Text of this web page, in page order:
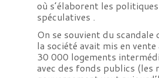
où s’élaborent les
spéculatives .
On se souvient du scandale
la société avait mis en
30 000 logements
avec des fonds publics (les